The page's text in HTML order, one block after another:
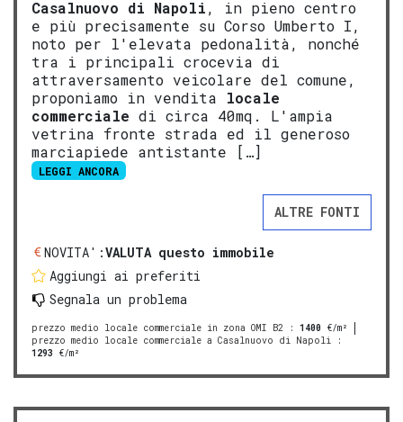
Casalnuovo di Napoli, in pieno centro
e più precisamente su Corso Umberto I,
noto per l'elevata pedonalità, nonché
tra i principali crocevia di
attraversamento veicolare del comune,
proponiamo in vendita locale
commerciale di circa 40mq. L'ampia
vetrina fronte strada ed il generoso
marciapiede antistante […]
LEGGI ANCORA
ALTRE FONTI
NOVITA':VALUTA questo immobile
Aggiungi ai preferiti
Segnala un problema
prezzo medio locale commerciale in zona OMI B2 : 1400 €/m²
prezzo medio locale commerciale a Casalnuovo di Napoli :
1293 €/m²